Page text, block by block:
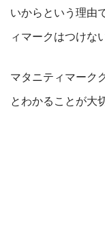
いからという理由
ィマークはつけな
マタニティマーク
とわかることが大